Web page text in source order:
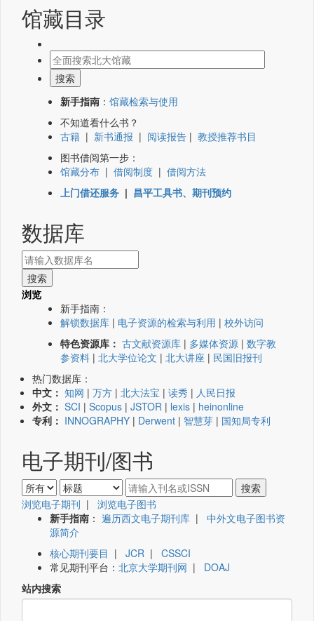
馆藏目录
新手指南 ： 馆藏检索与使用
不知道看什么书？
古籍 | 新书通报 | 阅读报告 | 教授推荐书目
图书借阅第一步：
馆藏分布 | 借阅制度 | 借阅方法
上门借还服务 | 昌平工具书、期刊预约
数据库
浏览
新手指南：
解锁数据库 | 电子资源的检索与利用 | 校外访问
特色资源库： 古文献资源库 | 多媒体资源 | 数字教
参资料 | 北大学位论文 | 北大讲座 | 民国旧报刊
热门数据库：
中文： 知网 | 万方 | 北大法宝 | 读秀 | 人民日报
外文： SCI | Scopus | JSTOR | lexis | heinonline
专利： INNOGRAPHY | Derwent | 智慧芽 | 国知局专利
电子期刊/图书
浏览电子期刊 | 浏览电子图书
新手指南 ： 遍历西文电子期刊库 | 中外文电子图书资
源简介
核心期刊要目 | JCR | CSSCI
常见期刊平台： 北京大学期刊网 | DOAJ
站内搜索